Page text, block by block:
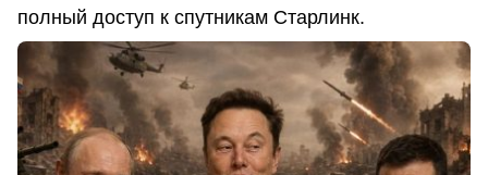
полный доступ к спутникам Старлинк.